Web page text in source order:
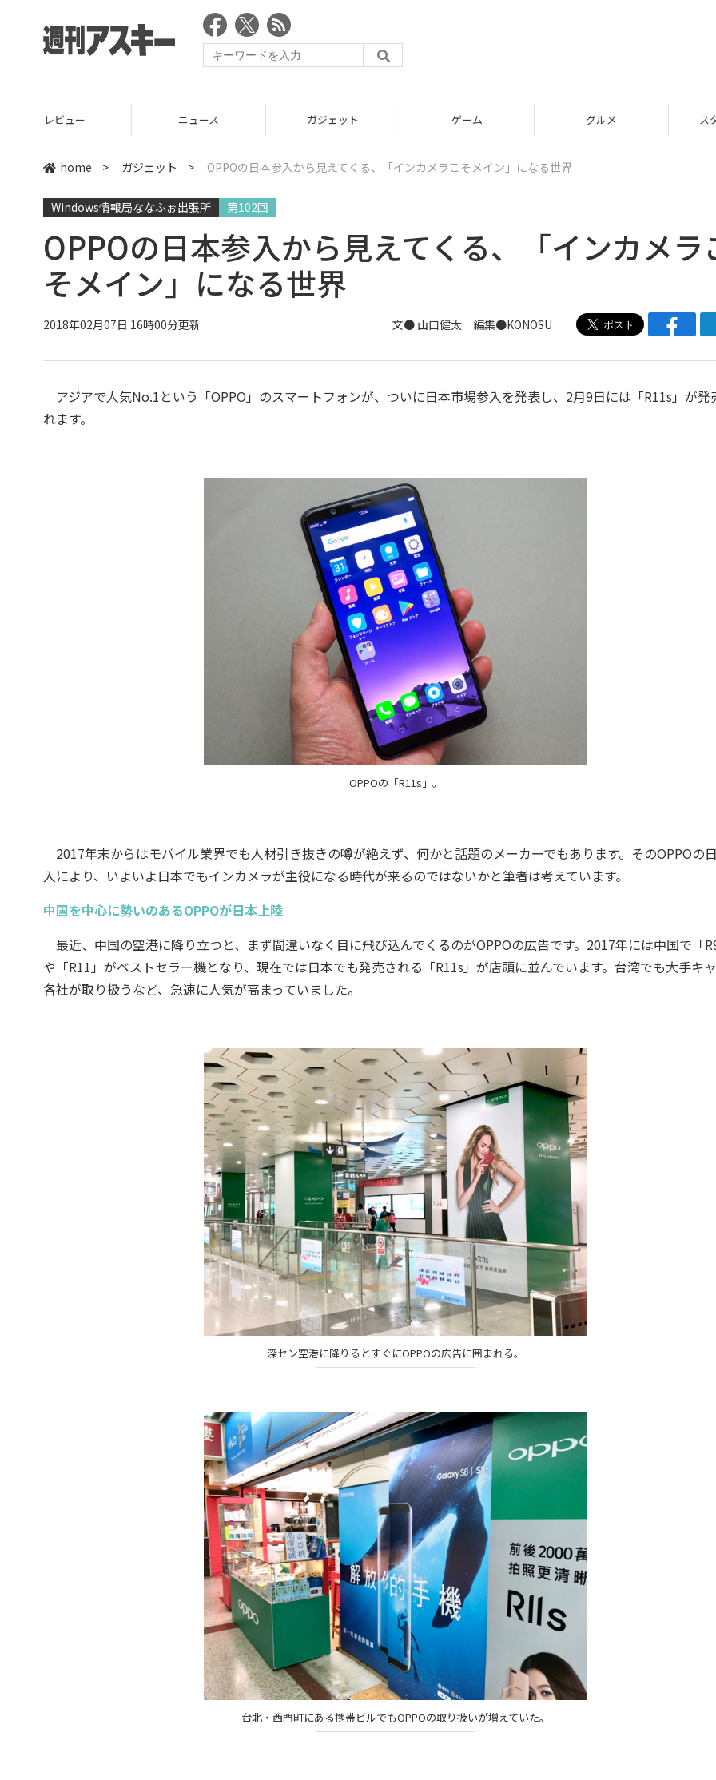
ニュース ガジェット ゲーム グルメ スタートアップ
home > ガジェット > OPPOの日本参入から見えてくる、「インカメラこそメイン」になる世界
Windows情報局ななふぉ出張所 第102回
OPPOの日本参入から見えてくる、「インカメラ
そメイン」になる世界
2018年02月07日 16時00分更新 文● 山口健太 編集●KONOSU
アジアで人気No.1という「OPPO」のスマートフォンが、ついに日本市場参入を発表し、2月9日には「R11s」が発
れます。
OPPOの「R11s」。
2017年末からはモバイル業界でも人材引き抜きの噂が絶えず、何かと話題のメーカーでもあります。そのOPPOの
入により、いよいよ日本でもインカメラが主役になる時代が来るのではないかと筆者は考えています。
中国を中心に勢いのあるOPPOが日本上陸
最近、中国の空港に降り立つと、まず間違いなく目に飛び込んでくるのがOPPOの広告です。2017年には中国で「
や「R11」がベストセラー機となり、現在では日本でも発売される「R11s」が店頭に並んでいます。台湾でも大手キ
各社が取り扱うなど、急速に人気が高まっていました。
深セン空港に降りるとすぐにOPPOの広告に囲まれる。
台北・西門町にある携帯ビルでもOPPOの取り扱いが増えていた。